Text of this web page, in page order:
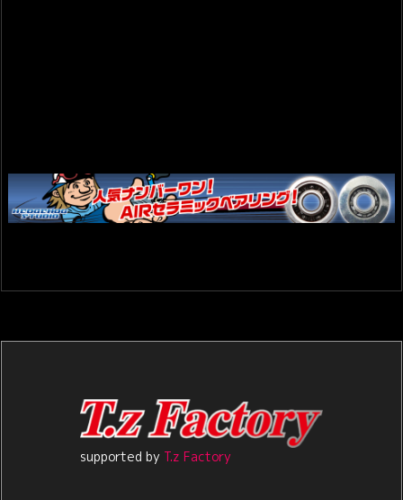
supported by T.z Factory